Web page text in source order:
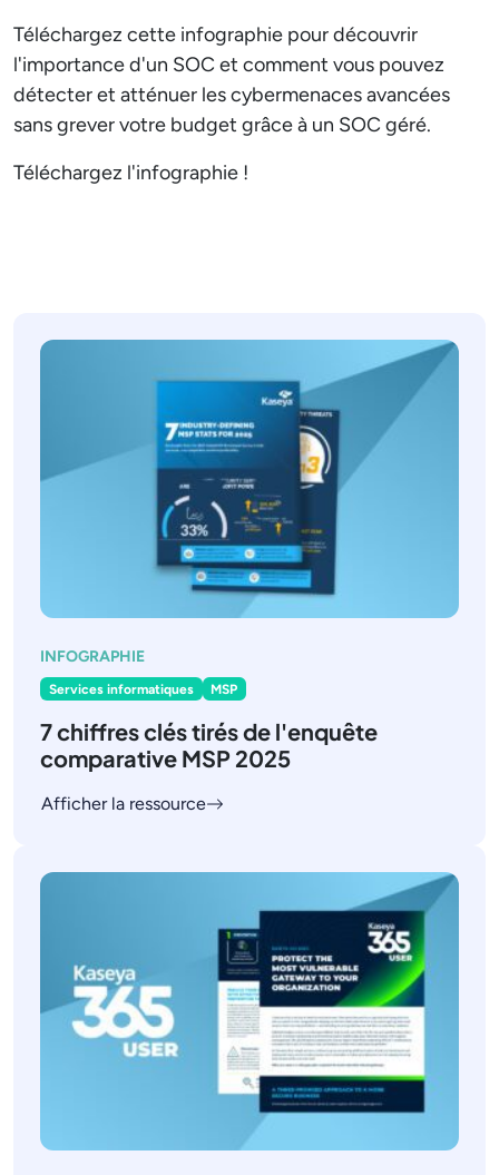
Téléchargez cette infographie pour découvrir
l'importance d'un SOC et comment vous pouvez
détecter et atténuer les cybermenaces avancées
sans grever votre budget grâce à un SOC géré.
Téléchargez l'infographie !
INFOGRAPHIE
Services informatiques MSP
7 chiffres clés tirés de l'enquête
comparative MSP 2025
Afficher la ressource